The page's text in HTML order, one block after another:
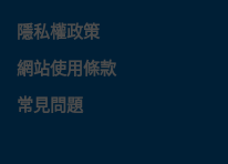
隱私權政策
網站使用條款
常見問題